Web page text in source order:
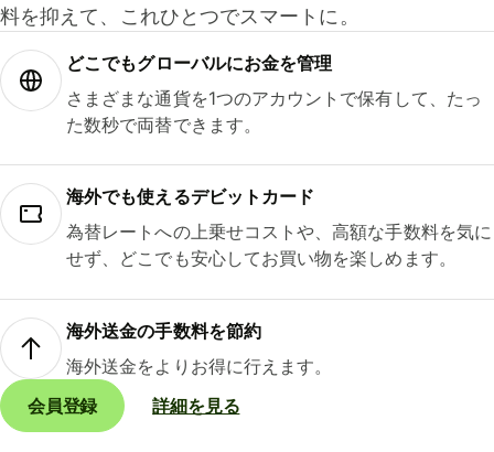
料を抑えて、これひとつでスマートに。
どこでもグ⁠ロ⁠ー⁠バ⁠ルにお金を管理
さまざまな通貨を1つのアカウントで保有して、たっ
た数秒で両替できます。
海外でも使えるデビットカード
為替レートへの上乗せコストや、高額な手数料を気に
せず、どこでも安心してお買い物を楽しめます。
海外送金の手数料を節約
海外送金をよりお得に行えます。
会員登録
詳細を見る